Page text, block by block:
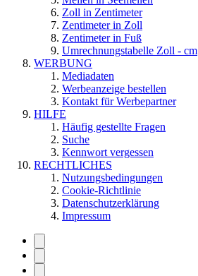
Zoll in Zentimeter
Zentimeter in Zoll
Zentimeter in Fuß
Umrechnungstabelle Zoll - cm
WERBUNG
Mediadaten
Werbeanzeige bestellen
Kontakt für Werbepartner
HILFE
Häufig gestellte Fragen
Suche
Kennwort vergessen
RECHTLICHES
Nutzungsbedingungen
Cookie-Richtlinie
Datenschutzerklärung
Impressum